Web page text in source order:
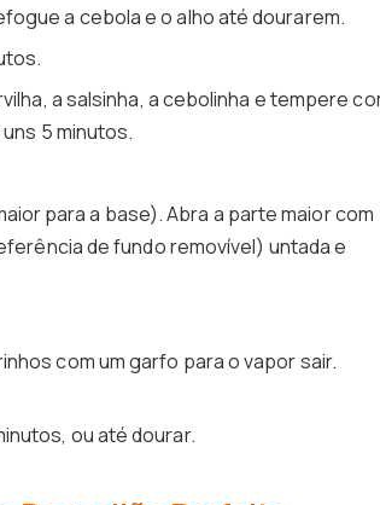
a cebola e o alho até dourarem.
a salsinha, a cebolinha e tempere
5 minutos.
para a base). Abra a parte maior com
de fundo removível) untada e
com um garfo para o vapor sair.
ou até dourar.